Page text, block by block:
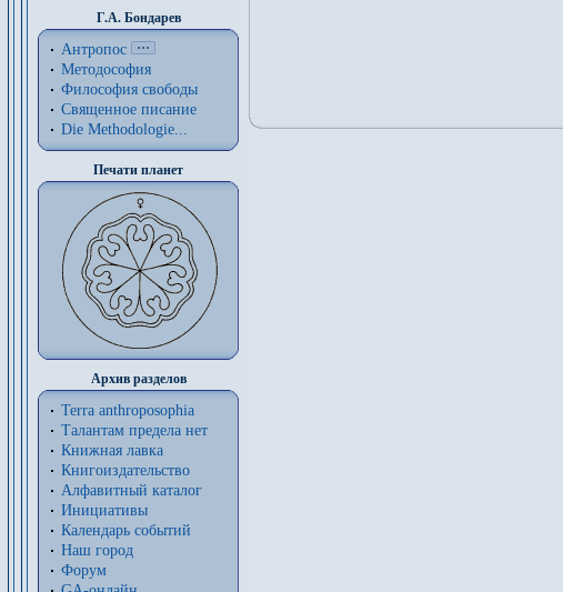
Г.А. Бондарев
Антропос
Методософия
Философия cвободы
Священное писание
Die Methodologie...
Печати планет
Архив разделов
Terra anthroposophia
Талантам предела нет
Книжная лавка
Книгоиздательство
Алфавитный каталог
Инициативы
Календарь событий
Наш город
Форум